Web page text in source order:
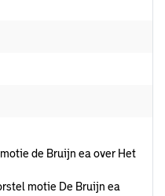
de Bruijn ea over Het
motie De Bruijn ea